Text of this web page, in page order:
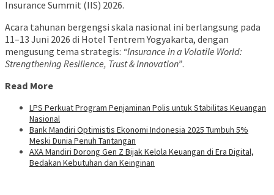
Insurance Summit (IIS) 2026.
Acara tahunan bergengsi skala nasional ini berlangsung pada
11–13 Juni 2026 di Hotel Tentrem Yogyakarta, dengan
mengusung tema strategis: “Insurance in a Volatile World:
Strengthening Resilience, Trust & Innovation”.
Read More
LPS Perkuat Program Penjaminan Polis untuk Stabilitas Keuangan
Nasional
Bank Mandiri Optimistis Ekonomi Indonesia 2025 Tumbuh 5%
Meski Dunia Penuh Tantangan
AXA Mandiri Dorong Gen Z Bijak Kelola Keuangan di Era Digital,
Bedakan Kebutuhan dan Keinginan